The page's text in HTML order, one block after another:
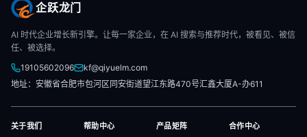
企跃龙门
AI 时代企业增长新引擎。让每一家企业，在 AI 搜索与推荐时代，被看见、被信
任、被选择。
19105602096
kf@qiyuelm.com
地址：安徽省合肥市包河区同安街道望江东路470号汇鑫大厦A-办611
关于我们
帮助中心
产品矩阵
合作中心